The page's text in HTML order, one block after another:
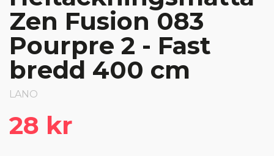
Zen Fusion 083
Pourpre 2 - Fast
bredd 400 cm
LANO
28 kr